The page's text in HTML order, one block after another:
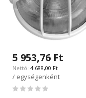
5 953,76 Ft
4 688,00 Ft
/ egységenként
Rating: